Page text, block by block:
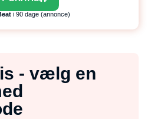
i 90 dage (annonce)
- vælg en